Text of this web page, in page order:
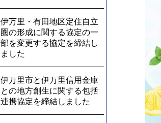
伊万里・有田地区定住自立
圏の形成に関する協定の一
部を変更する協定を締結し
ました
伊万里市と伊万里信用金庫
との地方創生に関する包括
連携協定を締結しました